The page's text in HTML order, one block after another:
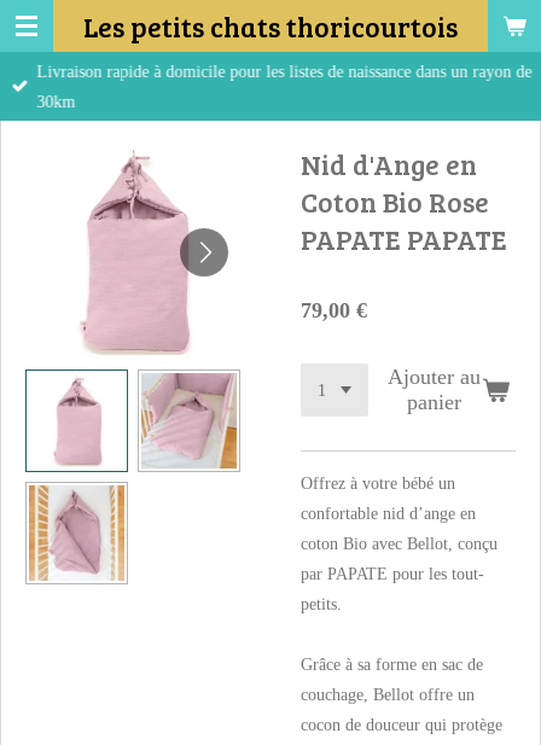
Passer
au
contenu
Les petits chats thoricourtois
Livraison rapide à domicile pour les listes de naissance dans un rayon de
30km
Nid d'Ange en
Coton Bio Rose
PAPATE PAPATE
79,00 €
Ajouter au
panier
Offrez à votre bébé un
confortable nid d’ange en
coton Bio avec Bellot, conçu
par PAPATE pour les tout-
petits.
Grâce à sa forme en sac de
couchage, Bellot offre un
cocon de douceur qui protège